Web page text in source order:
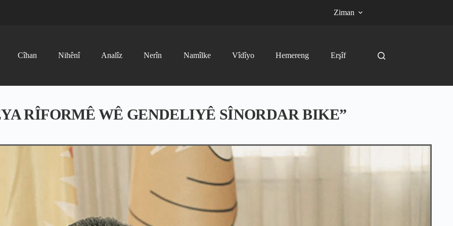
Ziman
Cîhan Nihênî Analîz Nerîn Namîlke Vîdîyo Hemereng Erşîf
RÎFORMÊ WÊ GENDELIYÊ SÎNORDAR BIKE”